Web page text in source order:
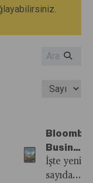
23.
İşte yeni
sayıdan